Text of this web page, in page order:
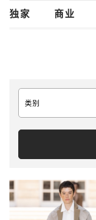
独家 商业
类别